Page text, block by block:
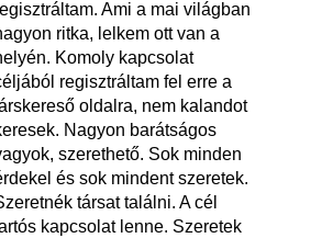
Ami a mai világban
ritka, lelkem ott van a
Komoly kapcsolat
regisztráltam fel erre a
oldalra, nem kalandot
Nagyon barátságos
szerethető. Sok minden
és sok mindent szeretek.
társat találni. A cél
kapcsolat lenne. Szeretek